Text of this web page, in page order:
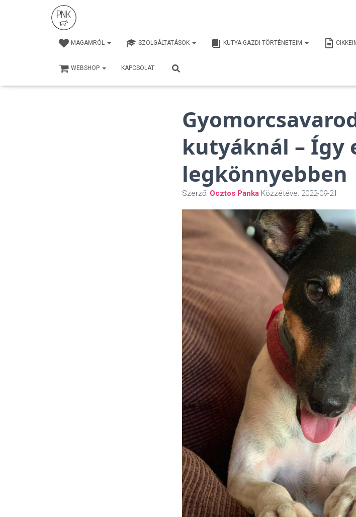
MAGAMRÓL SZOLGÁLTATÁSOK KUTYA-GAZDI TÖRTÉNETEIM
WEBSHOP KAPCSOLAT
kutyáknál – Így
legkönnyebben
Szerző: Ocztos PankaKözzétéve: 2022-09-21